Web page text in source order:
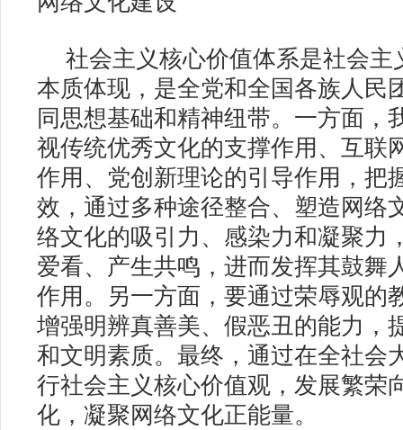
社会主义核心价值体系是社会主
本质体现，是全党和全国各族人民
同思想基础和精神纽带。一方面，
视传统优秀文化的支撑作用、互联
作用、党创新理论的引导作用，把
效，通过多种途径整合、塑造网络
络文化的吸引力、感染力和凝聚力
爱看、产生共鸣，进而发挥其鼓舞
作用。另一方面，要通过荣辱观的
增强明辨真善美、假恶丑的能力，
和文明素质。最终，通过在全社会
行社会主义核心价值观，发展繁荣
化，凝聚网络文化正能量。